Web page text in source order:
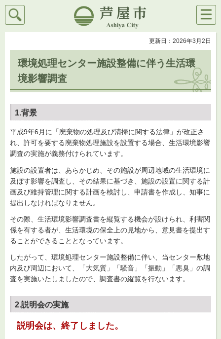
芦屋市
検索
メニ
ュー
更新日：2026年3月2日
環境処理センター施設整備に伴う生活環
境影響調査
1.背景
平成9年6月に「廃棄物の処理及び清掃に関する法律」が改正さ
れ、許可を要する廃棄物処理施設を設置する場合、生活環境影響
調査の実施が義務付けられています。
施設の設置者は、あらかじめ、その施設が周辺地域の生活環境に
及ぼす影響を調査し、その結果に基づき、施設の設置に関する計
画及び維持管理に関する計画を検討し、申請書を作成し、知事に
提出しなければなりません。
その際、生活環境影響調査書を縦覧する機会が設けられ、利害関
係を有する者が、生活環境の保全上の見地から、意見書を提出す
ることができることとなっています。
したがって、環境処理センター施設整備に伴い、当センター敷地
内及び周辺において、「大気質」「騒音」「振動」「悪臭」の調
査を実施いたしましたので、調査書の縦覧を行ないます。
2.説明会の実施
説明会は、終了しました。